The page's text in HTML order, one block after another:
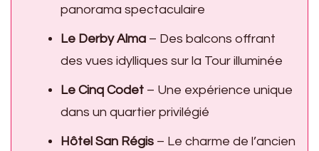
panorama spectaculaire
Le Derby Alma – Des balcons offrant
des vues idylliques sur la Tour illuminée
Le Cinq Codet – Une expérience unique
dans un quartier privilégié
Hôtel San Régis – Le charme de l’ancien